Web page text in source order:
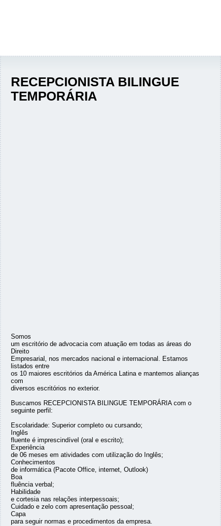
RECEPCIONISTA BILINGUE
TEMPORÁRIA
Somos
um escritório de advocacia com atuação em todas as áreas do
Direito
Empresarial, nos mercados nacional e internacional. Estamos
listados entre
os 10 maiores escritórios da América Latina e mantemos alianças
com
diversos escritórios no exterior.
Buscamos RECEPCIONISTA BILINGUE TEMPORÁRIA com o
seguinte perfil:
Escolaridade: Superior completo ou cursando;
Inglês
fluente é imprescindível (oral e escrito);
Experiência
de 06 meses em atividades com utilização do Inglês;
Conhecimentos
de informática (Pacote Office, internet, Outlook)
Boa
fluência verbal;
Habilidade
e cortesia nas relações interpessoais;
Cuidado e zelo com apresentação pessoal;
Capa
para seguir normas e procedimentos da empresa.